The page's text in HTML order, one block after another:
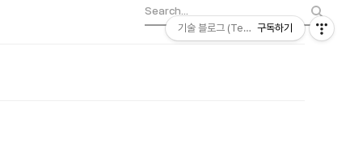
기술 블로그 (Tech) | kt cloud
구독하기